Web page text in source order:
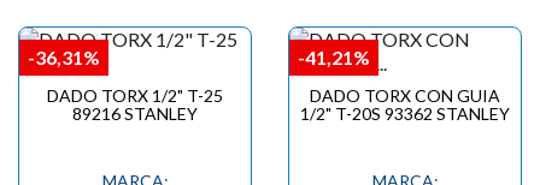
DADO TORX 1/2" T-25
89216 STANLEY
-36,31%
DADO TORX CON GUIA
1/2" T-20S 93362 STANLEY
-41,21%